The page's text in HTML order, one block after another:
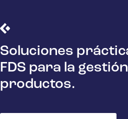
Soluciones
FDS para la
productos.